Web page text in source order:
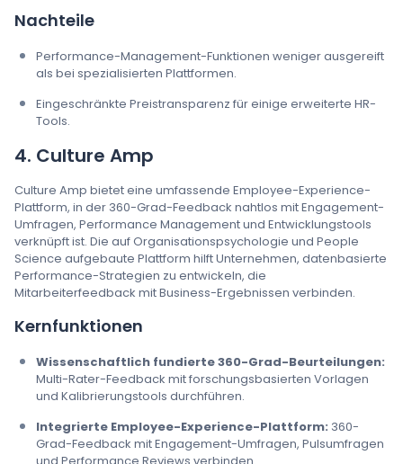
Nachteile
Performance-Management-Funktionen weniger ausgereift
als bei spezialisierten Plattformen.
Eingeschränkte Preistransparenz für einige erweiterte HR-
Tools.
4. Culture Amp
Culture Amp bietet eine umfassende Employee-Experience-
Plattform, in der 360-Grad-Feedback nahtlos mit Engagement-
Umfragen, Performance Management und Entwicklungstools
verknüpft ist. Die auf Organisationspsychologie und People
Science aufgebaute Plattform hilft Unternehmen, datenbasierte
Performance-Strategien zu entwickeln, die
Mitarbeiterfeedback mit Business-Ergebnissen verbinden.
Kernfunktionen
Wissenschaftlich fundierte 360-Grad-Beurteilungen:
Multi-Rater-Feedback mit forschungsbasierten Vorlagen
und Kalibrierungstools durchführen.
Integrierte Employee-Experience-Plattform: 360-
Grad-Feedback mit Engagement-Umfragen, Pulsumfragen